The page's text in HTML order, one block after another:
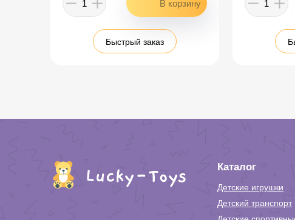
Быстрый заказ
Каталог
Детские игрушки
Детский транспорт